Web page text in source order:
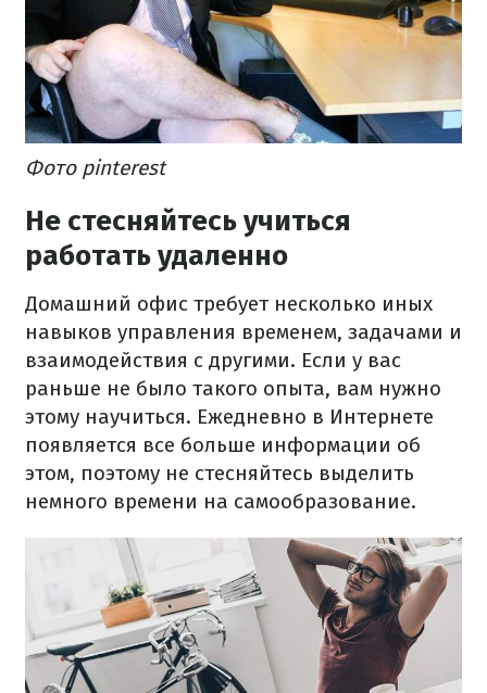
Фото pinterest
Не стесняйтесь учиться
работать удаленно
Домашний офис требует несколько иных
навыков управления временем, задачами и
взаимодействия с другими. Если у вас
раньше не было такого опыта, вам нужно
этому научиться. Ежедневно в Интернете
появляется все больше информации об
этом, поэтому не стесняйтесь выделить
немного времени на самообразование.